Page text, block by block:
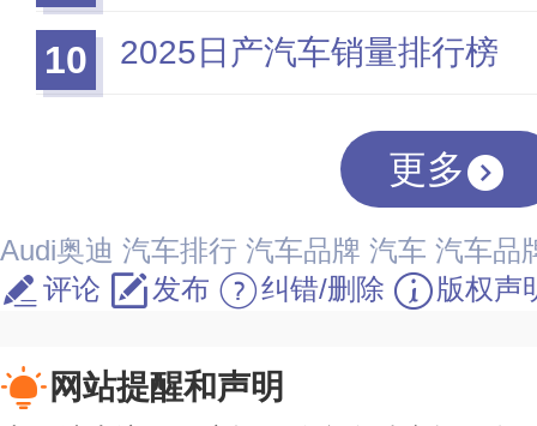
10 2025日产汽车销量排行榜
更多
Audi奥迪 汽车排行 汽车品牌 汽车 汽车品
评论
发布 纠错/删除 版权声
网站提醒和声明